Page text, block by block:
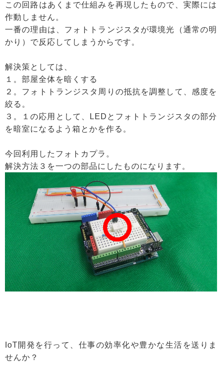
この回路はあくまで仕組みを再現したもので、実際には
作動しません。
一番の理由は、フォトトランジスタが環境光（通常の明
かり）で反応してしまうからです。
解決策としては、
１。部屋全体を暗くする
２。フォトトランジスタ周りの抵抗を調整して、感度を
絞る。
３。１の応用として、LEDとフォトトランジスタの部分
を暗室になるよう箱とかを作る。
今回利用したフォトカプラ。
解決方法３を一つの部品にしたものになります。
IoT開発を行って、仕事の効率化や豊かな生活を送りま
せんか？